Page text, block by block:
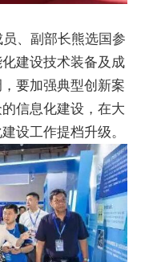
、副部长熊选国参
建设技术装备及成
要加强典型创新案
信息化建设，在大
设工作提档升级。